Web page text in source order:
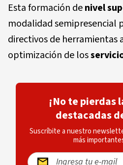
Esta formación denivel
modalidad semipresencial
directivos de herramientas
optimización de los
¡No te pierdas
destacadas
Suscríbite a nuestro
más